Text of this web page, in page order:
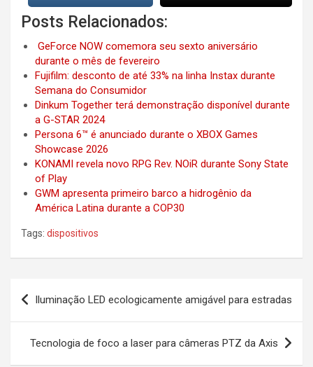
Posts Relacionados:
GeForce NOW comemora seu sexto aniversário
durante o mês de fevereiro
Fujifilm: desconto de até 33% na linha Instax durante
Semana do Consumidor
Dinkum Together terá demonstração disponível durante
a G-STAR 2024
Persona 6™ é anunciado durante o XBOX Games
Showcase 2026
KONAMI revela novo RPG Rev. NOiR durante Sony State
of Play
GWM apresenta primeiro barco a hidrogênio da
América Latina durante a COP30
Tags: dispositivos
Post
navigation
Iluminação LED ecologicamente amigável para estradas
Tecnologia de foco a laser para câmeras PTZ da Axis